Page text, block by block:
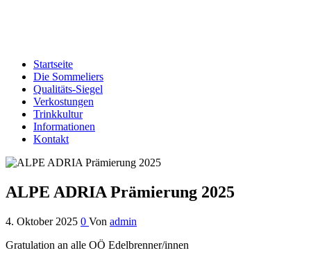
Startseite
Die Sommeliers
Qualitäts-Siegel
Verkostungen
Trinkkultur
Informationen
Kontakt
ALPE ADRIA Prämierung 2025
4. Oktober 2025 0 Von admin
Gratulation an alle OÖ Edelbrenner/innen